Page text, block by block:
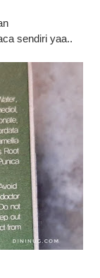
sendiri yaa..